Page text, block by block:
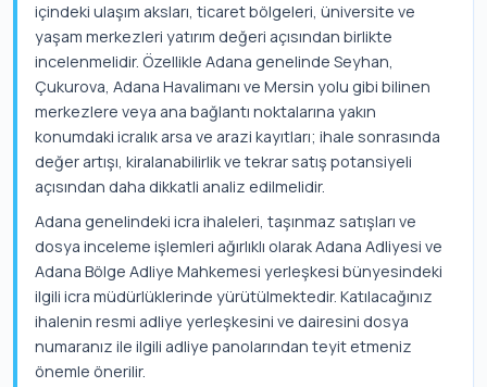
içindeki ulaşım aksları, ticaret bölgeleri, üniversite ve
yaşam merkezleri yatırım değeri açısından birlikte
incelenmelidir. Özellikle Adana genelinde Seyhan,
Çukurova, Adana Havalimanı ve Mersin yolu gibi bilinen
merkezlere veya ana bağlantı noktalarına yakın
konumdaki icralık arsa ve arazi kayıtları; ihale sonrasında
değer artışı, kiralanabilirlik ve tekrar satış potansiyeli
açısından daha dikkatli analiz edilmelidir.
Adana genelindeki icra ihaleleri, taşınmaz satışları ve
dosya inceleme işlemleri ağırlıklı olarak Adana Adliyesi ve
Adana Bölge Adliye Mahkemesi yerleşkesi bünyesindeki
ilgili icra müdürlüklerinde yürütülmektedir. Katılacağınız
ihalenin resmi adliye yerleşkesini ve dairesini dosya
numaranız ile ilgili adliye panolarından teyit etmeniz
önemle önerilir.